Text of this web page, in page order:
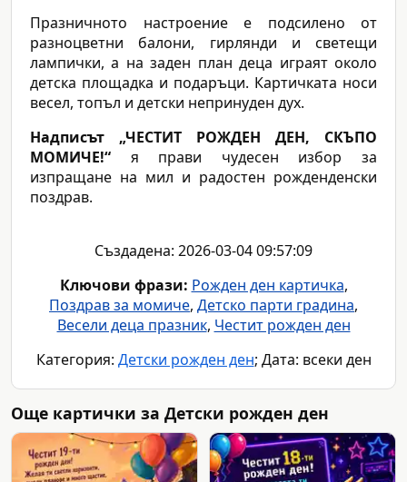
Празничното настроение е подсилено от
разноцветни балони, гирлянди и светещи
лампички, а на заден план деца играят около
детска площадка и подаръци. Картичката носи
весел, топъл и детски непринуден дух.
Надписът „ЧЕСТИТ РОЖДЕН ДЕН, СКЪПО
МОМИЧЕ!“ я прави чудесен избор за
изпращане на мил и радостен рожденденски
поздрав.
Създадена: 2026-03-04 09:57:09
Ключови фрази: Рожден ден картичка,
Поздрав за момиче, Детско парти градина,
Весели деца празник, Честит рожден ден
Категория: Детски рожден ден; Дата: всеки ден
Още картички за Детски рожден ден